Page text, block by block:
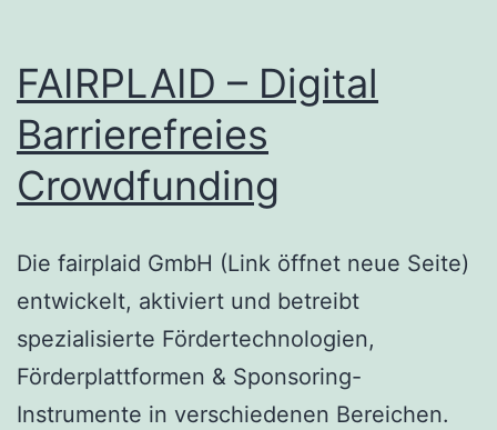
FAIRPLAID – Digital
Barrierefreies
Crowdfunding
Die fairplaid GmbH (Link öffnet neue Seite)
entwickelt, aktiviert und betreibt
spezialisierte Fördertechnologien,
Förderplattformen & Sponsoring-
Instrumente in verschiedenen Bereichen.